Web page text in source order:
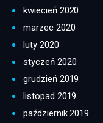
kwiecień 2020
marzec 2020
luty 2020
styczeń 2020
grudzień 2019
listopad 2019
październik 2019